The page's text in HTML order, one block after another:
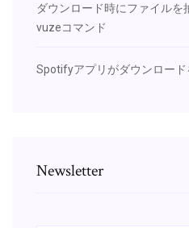
ダウンロード時にファイルを
vuzeコマンド
Spotifyアプリがダウンロード
Newsletter